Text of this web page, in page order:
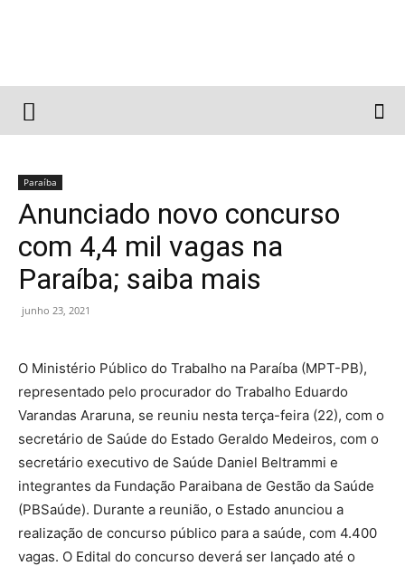
Paraíba
Anunciado novo concurso
com 4,4 mil vagas na
Paraíba; saiba mais
junho 23, 2021
O Ministério Público do Trabalho na Paraíba (MPT-PB),
representado pelo procurador do Trabalho Eduardo
Varandas Araruna, se reuniu nesta terça-feira (22), com o
secretário de Saúde do Estado Geraldo Medeiros, com o
secretário executivo de Saúde Daniel Beltrammi e
integrantes da Fundação Paraibana de Gestão da Saúde
(PBSaúde). Durante a reunião, o Estado anunciou a
realização de concurso público para a saúde, com 4.400
vagas. O Edital do concurso deverá ser lançado até o